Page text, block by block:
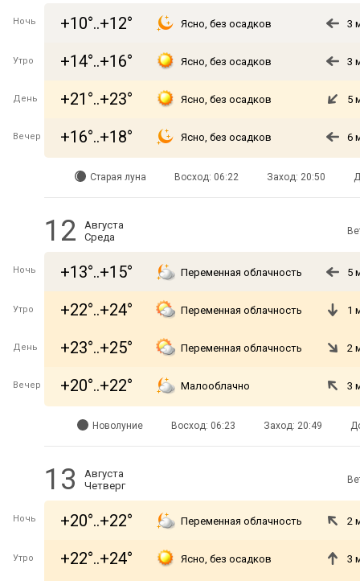
Ночь +10°..+12° Ясно, без осадков 3
Утро +14°..+16° Ясно, без осадков 3
День +21°..+23° Ясно, без осадков 5
Вечер +16°..+18° Ясно, без осадков 6
Старая луна Восход: 06:22 Заход: 20:50
12
Августа
Среда
Ночь +13°..+15° Переменная облачность 5
Утро +22°..+24° Переменная облачность 1
День +23°..+25° Переменная облачность 2
Вечер +20°..+22° Малооблачно 3
Новолуние Восход: 06:23 Заход: 20:49
13
Августа
Четверг
Ночь +20°..+22° Переменная облачность 2
Утро +22°..+24° Ясно, без осадков 3